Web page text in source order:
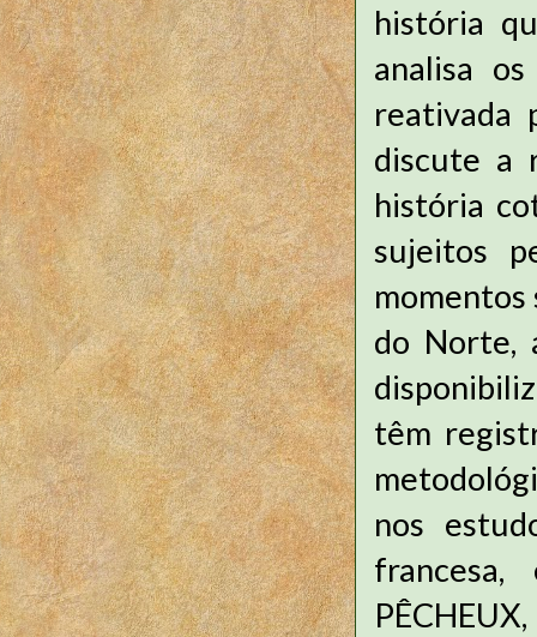
história
analisa
reativada
discute a
história
sujeitos
do Norte,
têm
nos